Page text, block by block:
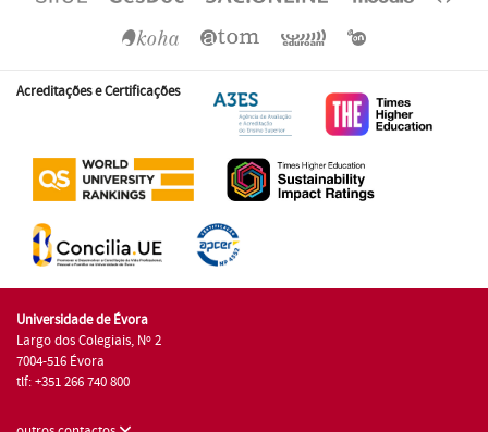
Acreditações e Certificações
Universidade de Évora
Largo dos Colegiais, Nº 2
7004-516 Évora
tlf: +351 266 740 800